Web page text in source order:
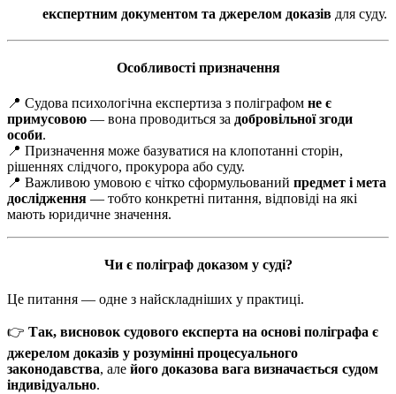
експертним документом та джерелом доказів для суду.
Особливості призначення
📍 Судова психологічна експертиза з поліграфом не є
примусовою — вона проводиться за добровільної згоди
особи.
📍 Призначення може базуватися на клопотанні сторін,
рішеннях слідчого, прокурора або суду.
📍 Важливою умовою є чітко сформульований предмет і мета
дослідження — тобто конкретні питання, відповіді на які
мають юридичне значення.
Чи є поліграф доказом у суді?
Це питання — одне з найскладніших у практиці.
👉 Так, висновок судового експерта на основі поліграфа є
джерелом доказів у розумінні процесуального
законодавства, але його доказова вага визначається судом
індивідуально.